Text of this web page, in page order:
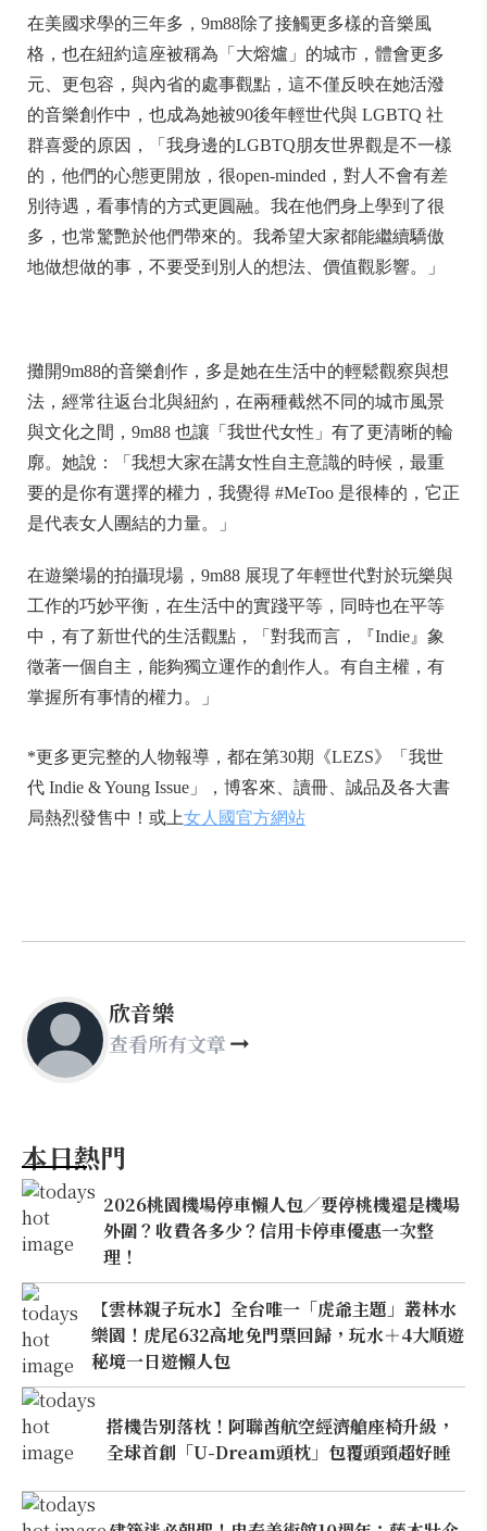
在美國求學的三年多，9m88除了接觸更多樣的音樂風
格，也在紐約這座被稱為「大熔爐」的城市，體會更多
元、更包容，與內省的處事觀點，這不僅反映在她活潑
的音樂創作中，也成為她被90後年輕世代與 LGBTQ 社
群喜愛的原因，「我身邊的LGBTQ朋友世界觀是不一樣
的，他們的心態更開放，很open-minded，對人不會有差
別待遇，看事情的方式更圓融。我在他們身上學到了很
多，也常驚艷於他們帶來的。我希望大家都能繼續驕傲
地做想做的事，不要受到別人的想法、價值觀影響。」
攤開9m88的音樂創作，多是她在生活中的輕鬆觀察與想
法，經常往返台北與紐約，在兩種截然不同的城市風景
與文化之間，9m88 也讓「我世代女性」有了更清晰的輪
廓。她說：「我想大家在講女性自主意識的時候，最重
要的是你有選擇的權力，我覺得 #MeToo 是很棒的，它正
是代表女人團結的力量。」
在遊樂場的拍攝現場，9m88 展現了年輕世代對於玩樂與
工作的巧妙平衡，在生活中的實踐平等，同時也在平等
中，有了新世代的生活觀點，「對我而言，『Indie』象
徵著一個自主，能夠獨立運作的創作人。有自主權，有
掌握所有事情的權力。」
*更多更完整的人物報導，都在第30期《LEZS》「我世
代 Indie & Young Issue」，博客來、讀冊、誠品及各大書
局熱烈發售中！或上女人國官方網站
欣音樂
查看所有文章
本日熱門
2026桃園機場停車懶人包／要停桃機還是機場
外圍？收費各多少？信用卡停車優惠一次整
理！
【雲林親子玩水】全台唯一「虎爺主題」叢林水
樂園！虎尾632高地免門票回歸，玩水＋4大順遊
秘境一日遊懶人包
搭機告別落枕！阿聯酋航空經濟艙座椅升級，
全球首創「U-Dream頭枕」包覆頭頸超好睡